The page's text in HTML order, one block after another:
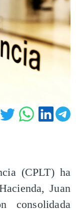
(CPLT) ha
Juan
consolidada